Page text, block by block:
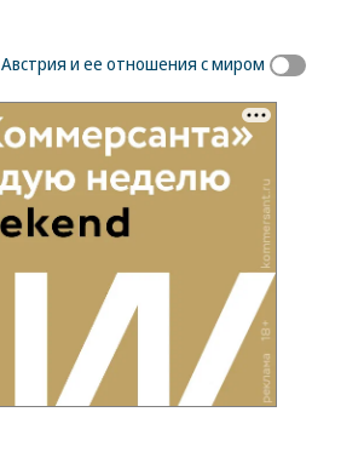
Австрия и ее отношения с миром